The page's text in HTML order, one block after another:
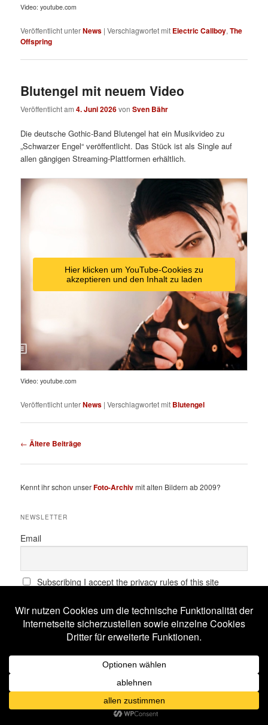
Video: youtube.com
Veröffentlicht unterNews |Verschlagwortet mit Electric Callboy,The
Offspring
Blutengel mit neuem Video
Veröffentlicht am4. Juni 2026vonSven Bähr
Die deutsche Gothic-Band Blutengel hat ein Musikvideo zu
„Schwarzer Engel“ veröffentlicht. Das Stück ist als Single auf
allen gängigen Streaming-Plattformen erhältlich.
Hier klicken um YouTube-Cookies zu
akzeptieren und den Inhalt zu laden
Video: youtube.com
Veröffentlicht unterNews |Verschlagwortet mit Blutengel
Beitragsnavigation
← Ältere Beiträge
Kennt ihr schon unserFoto-Archivmit alten Bildern ab 2009?
NEWSLETTER
Email
Subscribing I accept the privacy rules of this site
SCHLAGWÖRTER
Alestorm All Will KnowAmphi Festival ASP
CoppeliusCorona
Eisbrecher Ensiferum Faun